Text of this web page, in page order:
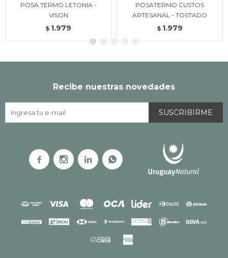
POSA TERMO LETONIA -
VISON
$ 1.979
POSATERMO CUSTOS
ARTESANAL - TOSTADO
$ 1.979
Recibe nuestras novedades
SUSCRIBIRME
   